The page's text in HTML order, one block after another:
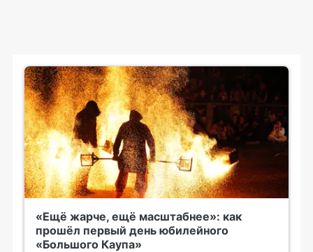
«Ещё жарче, ещё масштабнее»: как
прошёл первый день юбилейного
«Большого Каупа»